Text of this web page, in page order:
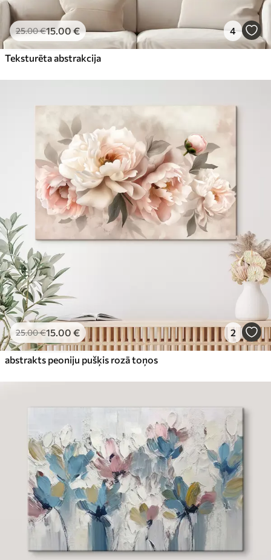
25.00€15.00€ 4
Teksturēta abstrakcija
25.00€15.00 € 2
abstrakts peoniju pušķis rozā toņos